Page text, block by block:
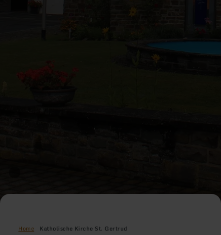
Home Katholische Kirche St. Gertrud